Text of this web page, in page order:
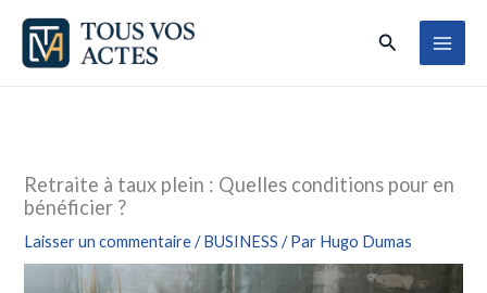
Aller
contenu
Rechercher
Retraite à taux plein : Quelles conditions pour en
bénéficier ?
Laisser un commentaire /BUSINESS / Par Hugo Dumas